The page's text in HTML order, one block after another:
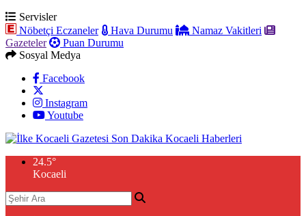
Servisler
Nöbetçi Eczaneler
Hava Durumu
Namaz Vakitleri
Gazeteler
Puan Durumu
Sosyal Medya
Facebook
Instagram
Youtube
24.5°
Kocaeli